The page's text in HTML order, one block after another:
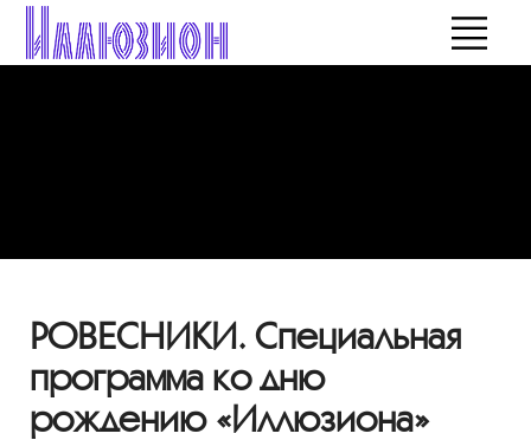
РОВЕСНИКИ. Специальная
программа ко дню
рождению «Иллюзиона»